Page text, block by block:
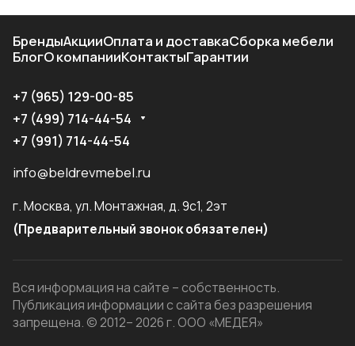
БрендыАкцииОплата и доставкаСборка мебели
БлогО компанииКонтактыГарантии
+7 (965) 129-00-85
+7 (499) 714-44-54
+7 (991) 714-44-54
info@beldrevmebel.ru
г. Москва, ул. Монтажная, д. 9с1, 2эт
(Предварительный звонок обязателен)
Вся информация на сайте – собственность.
Публикация информации с сайта без разрешения
запрещена. © 2012– 2026 г. ООО «МЕДЕЯ»